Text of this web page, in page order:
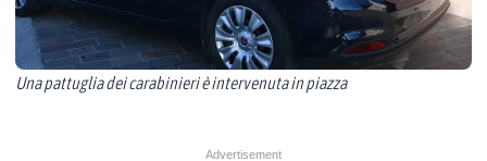
Una pattuglia dei carabinieri è intervenuta in piazza